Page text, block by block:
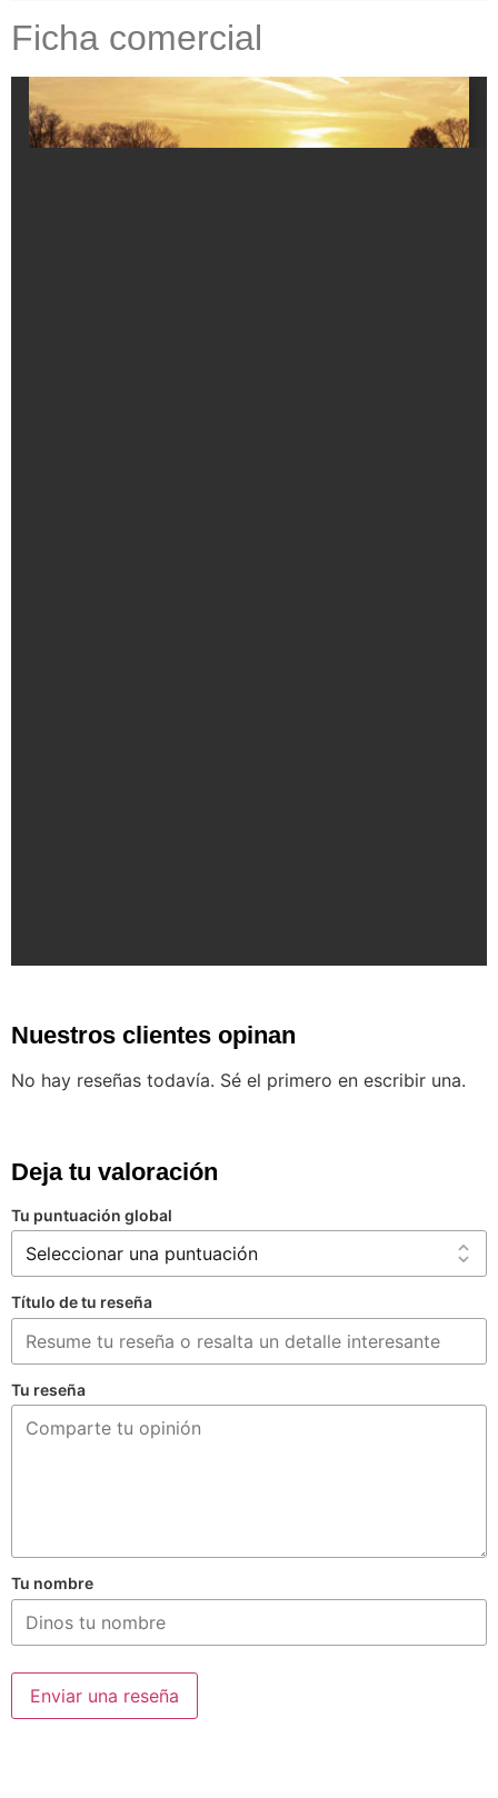
Ficha comercial
Nuestros clientes opinan
No hay reseñas todavía. Sé el primero en escribir una.
Deja tu valoración
Tu puntuación global
Título de tu reseña
Tu reseña
Tu nombre
Enviar una reseña